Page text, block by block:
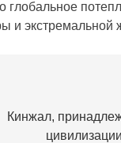
глобальное
и экстремальной
Кинжал,